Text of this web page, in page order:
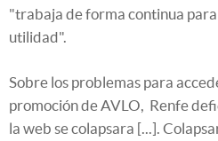
"trabaja de forma continua
utilidad".
Sobre los problemas para
promoción de AVLO, Renfe
la web se colapsara [...].